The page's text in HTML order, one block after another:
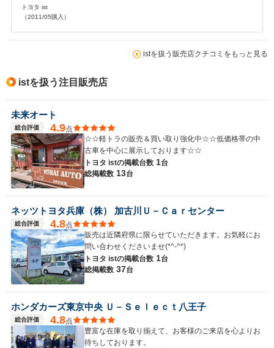
トヨタ ist
（2011/05購入）
istを扱う販売店クチコミをもっと見る
istを扱う注目販売店
未来オート
総合評価 4.9点
☆☆軽トラの販売＆買い取り強化中☆☆低価格帯の中
古車を中心に展示しております☆☆
トヨタ istの掲載台数 1台
総掲載数 13台
ネッツトヨタ兵庫（株） 加古川Ｕ－Ｃａｒセンター
総合評価 4.8点
販売は近隣府県に限らせていただきます。お気軽にお
問い合わせくださいませ(*^-^*)
トヨタ istの掲載台数 1台
総掲載数 37台
ホンダカーズ東京中央 Ｕ－Ｓｅｌｅｃｔ八王子
総合評価 4.8点
豊富な在庫を取り揃えて、お客様のご来店を心よりお
待ちしております。